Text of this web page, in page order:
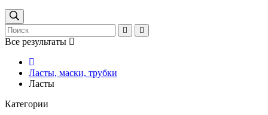
Все результаты
Ласты, маски, трубки
Ласты
Категории